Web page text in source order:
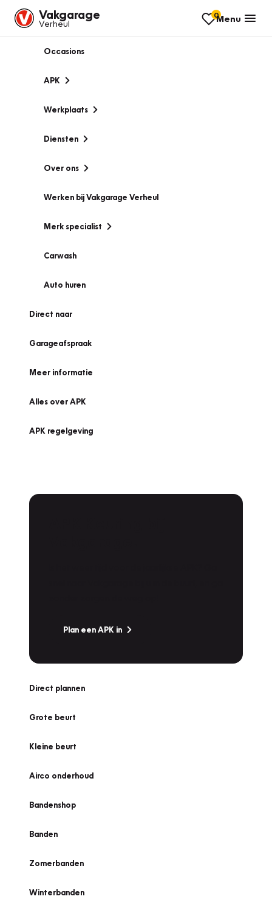
Vakgarage
Verheul
0Menu
Occasions
APK
Werkplaats
Diensten
Over ons
Werken bij Vakgarage Verheul
Merk specialist
Carwash
Auto huren
Direct naar
Garageafspraak
Meer informatie
Alles over APK
APK regelgeving
Plan een APK in
Direct plannen
Grote beurt
Kleine beurt
Airco onderhoud
Bandenshop
Banden
Zomerbanden
Winterbanden